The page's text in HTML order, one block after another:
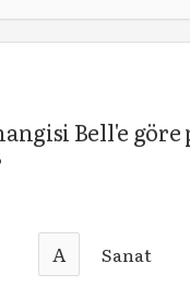
Bell'e
A Sanat